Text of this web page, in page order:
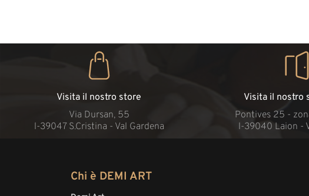
Visita il nostro store
Via Dursan, 55
l-39047 S.Cristina - Val Gardena
Visita il nostro
Pontives 25 -
l-39040 Laion -
Chi è DEMI ART